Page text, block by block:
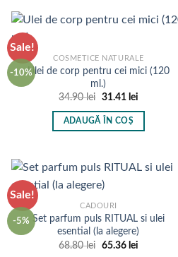
Sale!
-10%
COSMETICE NATURALE
Ulei de corp pentru cei mici (120
ml.)
34.90lei Prețul
a
fost:
31.41 leiPrețul
ADAUGĂ ÎN COȘ
Sale!
-5%
CADOURI
Set parfum puls RITUAL si ulei
esential (la alegere)
68.80lei Prețul
65.36 leiPrețul